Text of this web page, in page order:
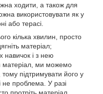
ходити, а також для
використовувати як у
або терасі.
кілька хвилин, просто
матеріал;
навичок і з нею
матеріал, ми можемо
підтримувати його у
не проблема. У разі
протріть матеріал